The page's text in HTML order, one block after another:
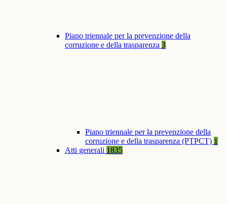
Piano triennale per la prevenzione della
corruzione e della trasparenza 3
Piano triennale per la prevenzione della
corruzione e della trasparenza (PTPCT) 1
Atti generali 1835